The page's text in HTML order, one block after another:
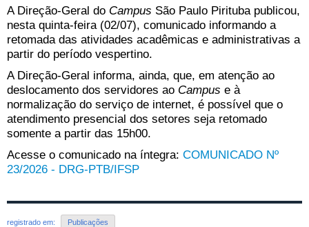
A Direção-Geral do Campus São Paulo Pirituba publicou,
nesta quinta-feira (02/07), comunicado informando a
retomada das atividades acadêmicas e administrativas a
partir do período vespertino.
A Direção-Geral informa, ainda, que, em atenção ao
deslocamento dos servidores ao Campus e à
normalização do serviço de internet, é possível que o
atendimento presencial dos setores seja retomado
somente a partir das 15h00.
Acesse o comunicado na íntegra: COMUNICADO Nº
23/2026 - DRG-PTB/IFSP
registrado em: Publicações